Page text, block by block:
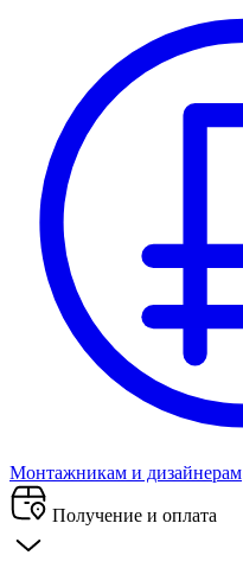
Монтажникам и дизайнерам
Получение и оплата